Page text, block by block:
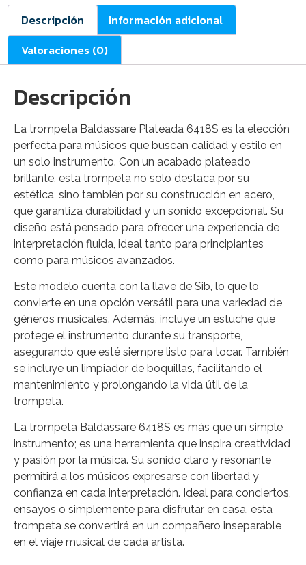
Descripción
Información adicional
Valoraciones (0)
Descripción
La trompeta Baldassare Plateada 6418S es la elección
perfecta para músicos que buscan calidad y estilo en
un solo instrumento. Con un acabado plateado
brillante, esta trompeta no solo destaca por su
estética, sino también por su construcción en acero,
que garantiza durabilidad y un sonido excepcional. Su
diseño está pensado para ofrecer una experiencia de
interpretación fluida, ideal tanto para principiantes
como para músicos avanzados.
Este modelo cuenta con la llave de Sib, lo que lo
convierte en una opción versátil para una variedad de
géneros musicales. Además, incluye un estuche que
protege el instrumento durante su transporte,
asegurando que esté siempre listo para tocar. También
se incluye un limpiador de boquillas, facilitando el
mantenimiento y prolongando la vida útil de la
trompeta.
La trompeta Baldassare 6418S es más que un simple
instrumento; es una herramienta que inspira creatividad
y pasión por la música. Su sonido claro y resonante
permitirá a los músicos expresarse con libertad y
confianza en cada interpretación. Ideal para conciertos,
ensayos o simplemente para disfrutar en casa, esta
trompeta se convertirá en un compañero inseparable
en el viaje musical de cada artista.